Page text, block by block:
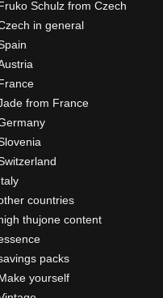
Schulz from Czech
in general
from France
countries
thujone content
packs
yourself